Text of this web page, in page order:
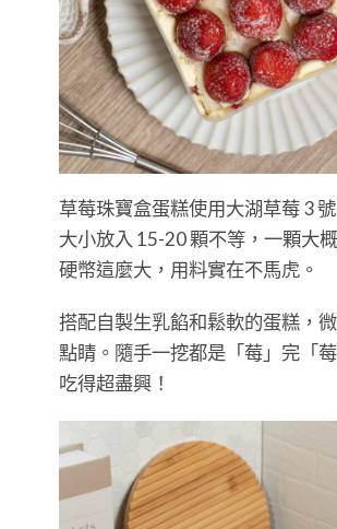
草莓珠寶盒蛋糕使用大湖草莓 3
大小放入 15-20 顆不等，一顆大
硬幣這麼大，用料實在不馬虎。
搭配自製生乳餡和鬆軟的蛋糕，
點睛。隨手一挖都是「莓」完「
吃得超盡興！